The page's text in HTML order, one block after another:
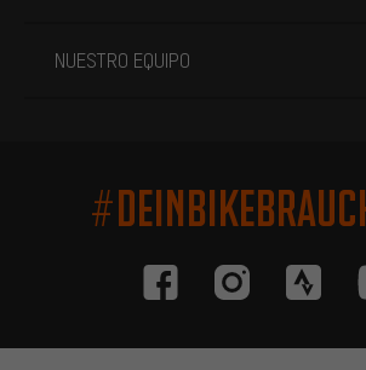
NUESTRO EQUIPO